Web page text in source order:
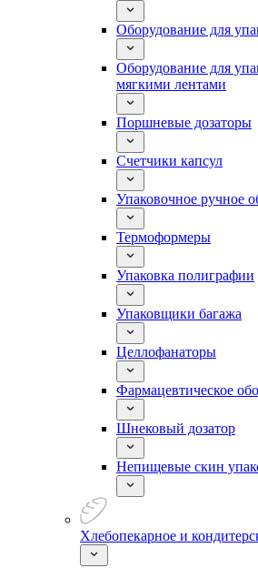
Оборудование для
Оборудование для
мягкими лентами
Поршневые дозаторы
Счетчики капсул
Упаковочное ручное
Термоформеры
Упаковка полиграфии
Упаковщики багажа
Целлофанаторы
Фармацевтическое
Шнековый дозатор
Непищевые скин
Хлебопекарное и